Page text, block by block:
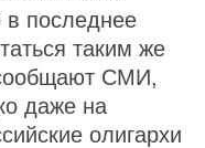
в последнее
таким же
СМИ,
даже на
олигархи